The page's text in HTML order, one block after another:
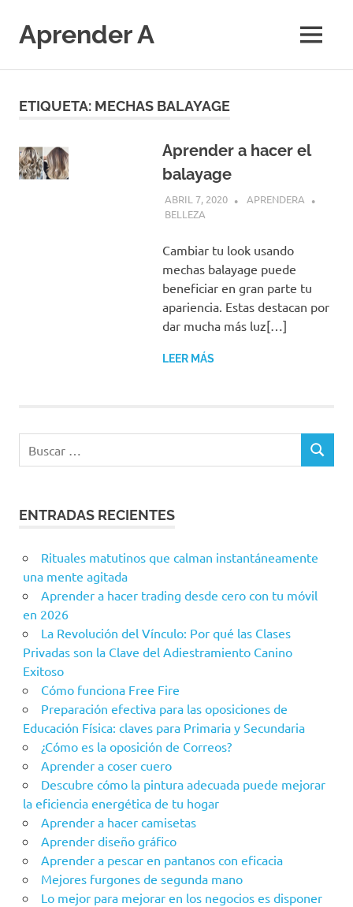
contenido
Aprender A
divertido
MENÚ
ETIQUETA: MECHAS BALAYAGE
Aprender a hacer el
balayage
ABRIL 7, 2020
APRENDERA
BELLEZA
Cambiar tu look usando
mechas balayage puede
beneficiar en gran parte tu
apariencia. Estas destacan por
dar mucha más luz[…]
LEER MÁS
ENTRADAS RECIENTES
Rituales matutinos que calman instantáneamente
una mente agitada
Aprender a hacer trading desde cero con tu móvil
en 2026
La Revolución del Vínculo: Por qué las Clases
Privadas son la Clave del Adiestramiento Canino
Exitoso
Cómo funciona Free Fire
Preparación efectiva para las oposiciones de
Educación Física: claves para Primaria y Secundaria
¿Cómo es la oposición de Correos?
Aprender a coser cuero
Descubre cómo la pintura adecuada puede mejorar
la eficiencia energética de tu hogar
Aprender a hacer camisetas
Aprender diseño gráfico
Aprender a pescar en pantanos con eficacia
Mejores furgones de segunda mano
Lo mejor para mejorar en los negocios es disponer